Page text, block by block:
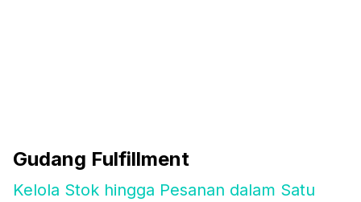
Gudang Fulfillment
Kelola Stok hingga Pesanan dalam Satu